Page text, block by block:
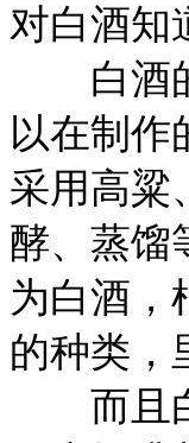
对白酒知
白酒的
以在制作
采用高粱
酵、蒸馏
为白酒，
的种类，
而且白